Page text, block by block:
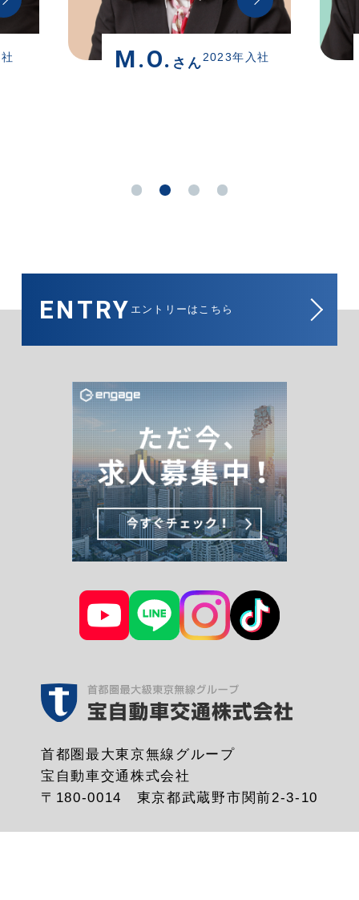
M.O. さん 2023年入社 U.S. さん
ENTRY エントリーはこちら
首都圏最大東京無線グループ
宝自動車交通株式会社
〒180-0014 東京都武蔵野市関前2-3-10